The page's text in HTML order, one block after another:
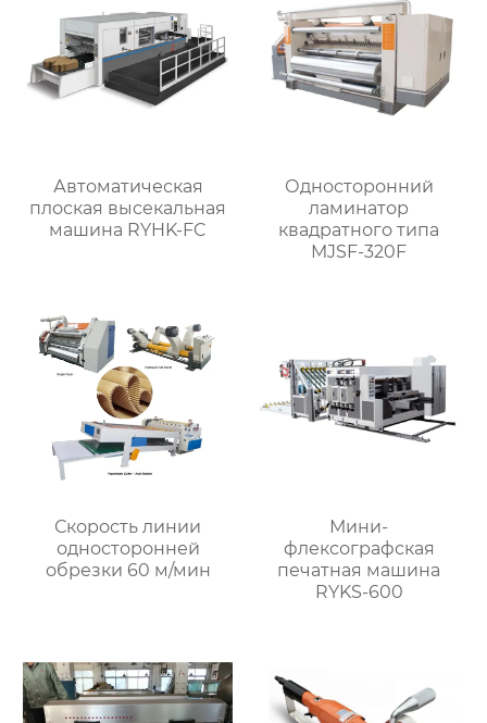
Автоматическая
плоская высекальная
машина RYHK-FC
Односторонний
ламинатор
квадратного типа
MJSF-320F
Скорость линии
односторонней
обрезки 60 м/мин
Мини-
флексографская
печатная машина
RYKS-600